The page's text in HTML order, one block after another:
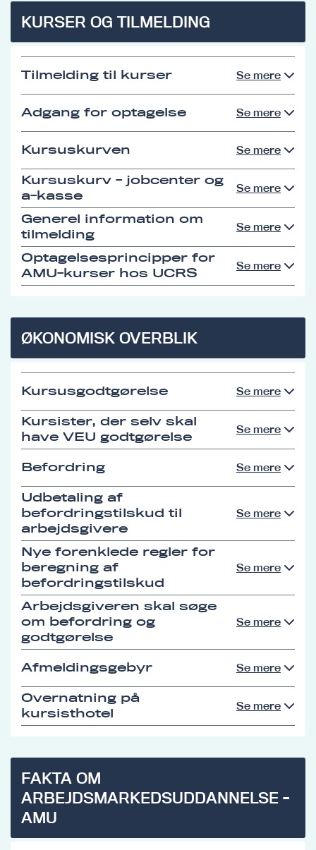
KURSER OG TILMELDING
Tilmelding til kurser Se mere
Adgang for optagelse Se mere
Kursuskurven Se mere
Kursuskurv - jobcenter og
a-kasse
Se mere
Generel information om
tilmelding
Se mere
Optagelsesprincipper for
AMU-kurser hos UCRS
Se mere
ØKONOMISK OVERBLIK
Kursusgodtgørelse Se mere
Kursister, der selv skal
have VEU godtgørelse
Se mere
Befordring Se mere
Udbetaling af
befordringstilskud til
arbejdsgivere
Se mere
Nye forenklede regler for
beregning af
befordringstilskud
Se mere
Arbejdsgiveren skal søge
om befordring og
godtgørelse
Se mere
Afmeldingsgebyr Se mere
Overnatning på
kursisthotel
Se mere
FAKTA OM
ARBEJDSMARKEDSUDDANNELSE -
AMU